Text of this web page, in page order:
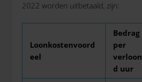
2022 worden uitbetaald, zijn:
Loonkostenvoord
eel
Bedrag
per
verloon
d uur